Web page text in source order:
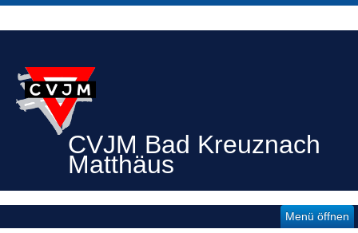
CVJM Bad Kreuznach
Matthäus
Menü öffnen